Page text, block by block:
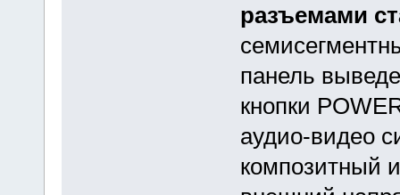
разъемами
панель
кнопки
аудио-видео
композитный